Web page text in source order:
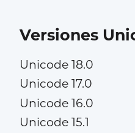
Versiones
Unicode 18.0
Unicode 17.0
Unicode 16.0
Unicode 15.1